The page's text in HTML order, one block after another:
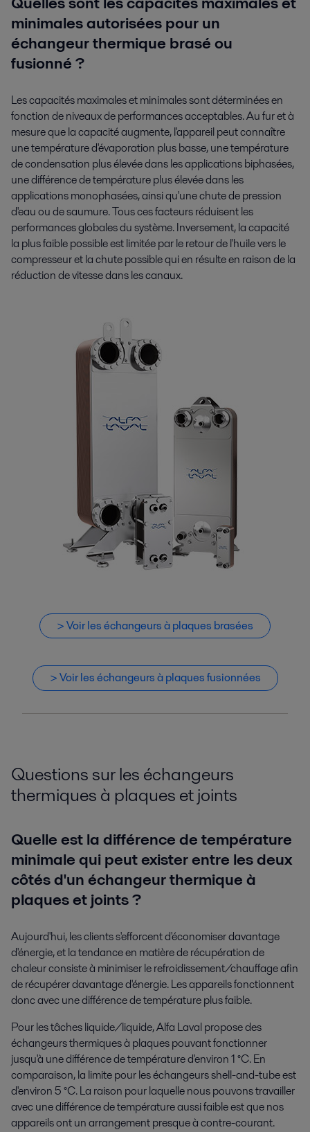
minimales autorisées pour un
échangeur thermique brasé ou
fusionné ?
Les capacités maximales et minimales sont déterminées en
fonction de niveaux de performances acceptables. Au fur et à
mesure que la capacité augmente, l'appareil peut connaître
une température d'évaporation plus basse, une température
de condensation plus élevée dans les applications biphasées,
une différence de température plus élevée dans les
applications monophasées, ainsi qu'une chute de pression
d'eau ou de saumure. Tous ces facteurs réduisent les
performances globales du système. Inversement, la capacité
la plus faible possible est limitée par le retour de l'huile vers le
compresseur et la chute possible qui en résulte en raison de la
réduction de vitesse dans les canaux.
> Voir les échangeurs à plaques brasées
> Voir les échangeurs à plaques fusionnées
Questions sur les échangeurs
thermiques à plaques et joints
Quelle est la différence de température
minimale qui peut exister entre les deux
côtés d'un échangeur thermique à
plaques et joints ?
Aujourd'hui, les clients s'efforcent d'économiser davantage
d'énergie, et la tendance en matière de récupération de
chaleur consiste à minimiser le refroidissement/chauffage afin
de récupérer davantage d'énergie. Les appareils fonctionnent
donc avec une différence de température plus faible.
Pour les tâches liquide/liquide, Alfa Laval propose des
échangeurs thermiques à plaques pouvant fonctionner
jusqu'à une différence de température d'environ 1 °C. En
comparaison, la limite pour les échangeurs shell-and-tube est
d'environ 5 °C. La raison pour laquelle nous pouvons travailler
avec une différence de température aussi faible est que nos
appareils ont un arrangement presque à contre-courant.